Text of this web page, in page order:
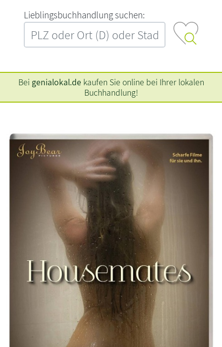
L‍i‍e‍b‍l‍i‍n‍g‍s‍b‍u‍c‍h‍h‍a‍n‍d‍l‍u‍n‍g‍ ‍s‍u‍c‍h‍e‍n‍:‍
Bei genialokal.de kaufen Sie online bei Ihrer lokalen
Buchhandlung!